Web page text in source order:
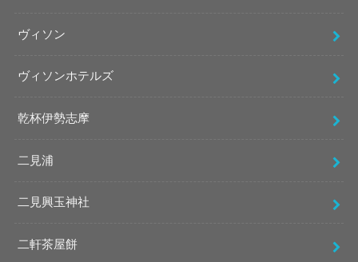
ヴィソン
ヴィソンホテルズ
乾杯伊勢志摩
二見浦
二見興玉神社
二軒茶屋餅